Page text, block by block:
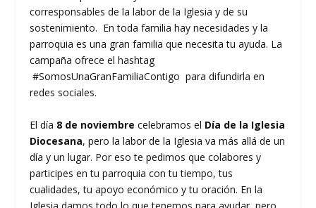
corresponsables de la labor de la Iglesia y de su
sostenimiento. En toda familia hay necesidades y la
parroquia es una gran familia que necesita tu ayuda. La
campaña ofrece el hashtag
#SomosUnaGranFamiliaContigo para difundirla en
redes sociales.
El día 8 de noviembre celebramos el Día de la Iglesia
Diocesana, pero la labor de la Iglesia va más allá de un
día y un lugar. Por eso te pedimos que colabores y
participes en tu parroquia con tu tiempo, tus
cualidades, tu apoyo económico y tu oración. En la